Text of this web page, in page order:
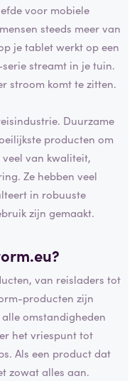
voor mobiele
steeds meer van
je tablet werkt op een
streamt in je tuin.
stroom komt te zitten.
Duurzame
producten om
veel van kwaliteit,
Ze hebben veel
in robuuste
zijn gemaakt.
van reisladers tot
producten zijn
omstandigheden
het vriespunt tot
Als een product dat
zowat alles aan.